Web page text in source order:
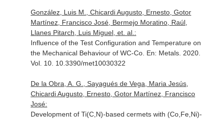
González, Luis M., Chicardi Augusto, Ernesto, Gotor
Martínez, Francisco José, Bermejo Moratino, Raúl,
Llanes Pitarch, Luis Miguel, et. al.:
Influence of the Test Configuration and Temperature on
the Mechanical Behaviour of WC-Co. En: Metals. 2020.
Vol. 10. 10.3390/met10030322
De la Obra, A. G., Sayagués de Vega, Maria Jesús,
Chicardi Augusto, Ernesto, Gotor Martínez, Francisco
José:
Development of Ti(C,N)-based cermets with (Co,Fe,Ni)-